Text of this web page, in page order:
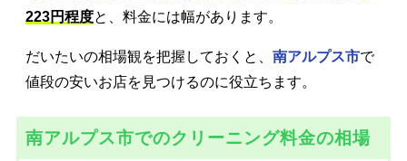
223円程度と、料金には幅があります。
だいたいの相場観を把握しておくと、 南アルプス市で
値段の安いお店を見つけるのに役立ちます。
南アルプス市でのクリーニング料金の相場